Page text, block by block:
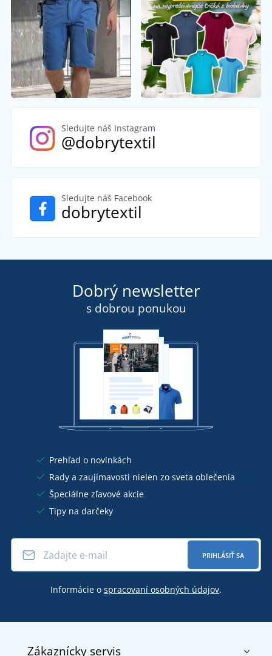
Sledujte náš Instagram
@dobrytextil
Sledujte náš Facebook
dobrytextil
Dobrý newsletter
s dobrou ponukou
Prehľad o novinkách
Rady a zaujímavosti nielen zo sveta oblečenia
Špeciálne zľavové akcie
Tipy na darčeky
PRIHLÁSIŤ SA
Informácie o spracovaní osobných údajov.
Zákaznícky servis